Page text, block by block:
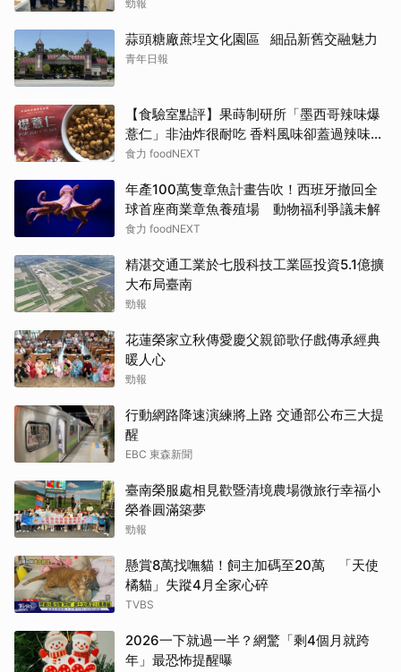
勁報
蒜頭糖廠蔗埕文化園區 細品新舊交融魅力
青年日報
【食驗室點評】果蒔制研所「墨西哥辣味爆
薏仁」非油炸很耐吃 香料風味卻蓋過辣味特
色
食力 foodNEXT
年產100萬隻章魚計畫告吹！西班牙撤回全
球首座商業章魚養殖場 動物福利爭議未解
食力 foodNEXT
精湛交通工業於七股科技工業區投資5.1億擴
大布局臺南
勁報
花蓮榮家立秋傳愛慶父親節歌仔戲傳承經典
暖人心
勁報
行動網路降速演練將上路 交通部公布三大提
醒
EBC 東森新聞
臺南榮服處相見歡暨清境農場微旅行幸福小
榮眷圓滿築夢
勁報
懸賞8萬找嘸貓！飼主加碼至20萬 「天使
橘貓」失蹤4月全家心碎
TVBS
2026一下就過一半？網驚「剩4個月就跨
年」最恐怖提醒曝